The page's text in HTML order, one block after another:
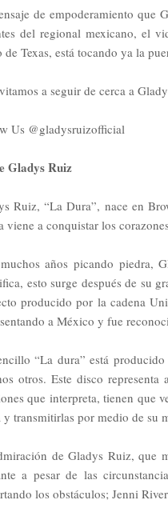
de empoderamiento que
del regional mexicano, el
de Texas, está tocando ya la
a seguir de cerca a
Us @gladysruizofficial
Gladys Ruiz
Ruiz, “La Dura”, nace en
viene a conquistar los
años picando piedra,
esto surge después de su
producido por la cadena
a México y fue
“La dura” está
otros. Este disco
que interpreta, tienen que
y transmitirlas por medio de su
de Gladys Ruiz, que
a pesar de las
los obstáculos; Jenni